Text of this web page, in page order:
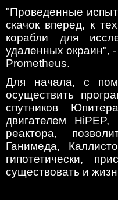
"Проведенные
скачок вперед, к
корабли для
удаленных окраин",
Prometheus.
Для начала, с
осуществить
спутников
двигателем
реактора,
Ганимеда,
гипотетически,
существовать и